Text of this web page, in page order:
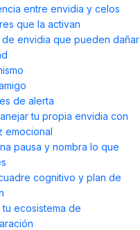
entre envidia y celos
que la activan
de envidia que pueden dañar
de alerta
tu propia envidia con
emocional
pausa y nombra lo que
cognitivo y plan de
tu ecosistema de